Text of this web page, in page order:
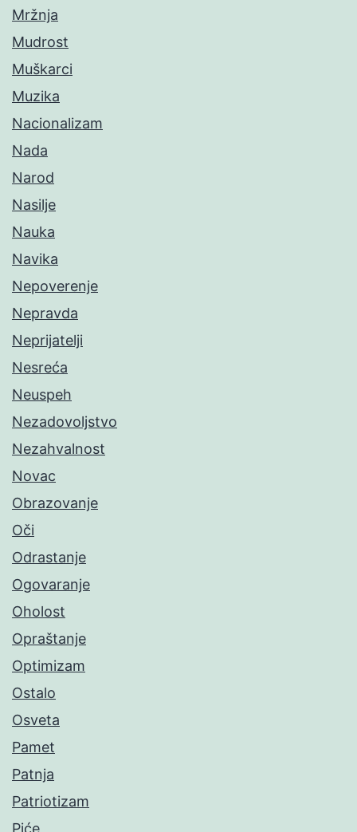
Mržnja
Mudrost
Muškarci
Muzika
Nacionalizam
Nada
Narod
Nasilje
Nauka
Navika
Nepoverenje
Nepravda
Neprijatelji
Nesreća
Neuspeh
Nezadovoljstvo
Nezahvalnost
Novac
Obrazovanje
Oči
Odrastanje
Ogovaranje
Oholost
Opraštanje
Optimizam
Ostalo
Osveta
Pamet
Patnja
Patriotizam